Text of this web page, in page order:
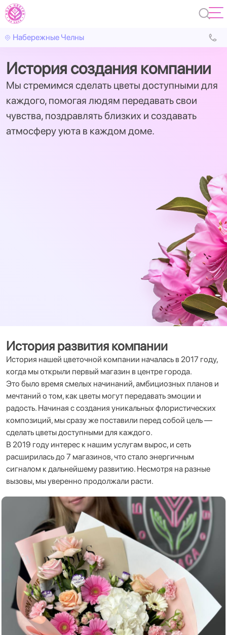
Набережные Челны
История создания компании
Мы стремимся сделать цветы доступными для
каждого, помогая людям передавать свои
чувства, поздравлять близких и создавать
атмосферу уюта в каждом доме.
История развития компании
История нашей цветочной компании началась в 2017 году,
когда мы открыли первый магазин в центре города.
Это было время смелых начинаний, амбициозных планов и
мечтаний о том, как цветы могут передавать эмоции и
радость. Начиная с создания уникальных флористических
композиций, мы сразу же поставили перед собой цель —
сделать цветы доступными для каждого.
В 2019 году интерес к нашим услугам вырос, и сеть
расширилась до 7 магазинов, что стало энергичным
сигналом к дальнейшему развитию. Несмотря на разные
вызовы, мы уверенно продолжали расти.